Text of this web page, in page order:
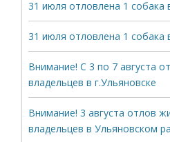
31 июля отловлена 1 собака
31 июля отловлена 1 собака
Внимание! С 3 по 7 августа
владельцев в г.Ульяновске
Внимание! 3 августа отлов
владельцев в Ульяновском